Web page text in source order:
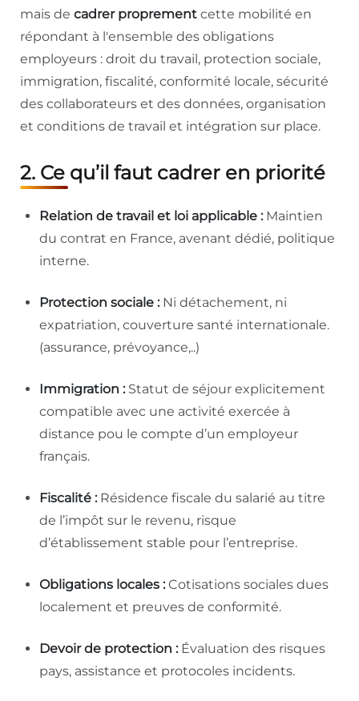
mais de cadrer proprement cette mobilité en
répondant à l'ensemble des obligations
employeurs : droit du travail, protection sociale,
immigration, fiscalité, conformité locale, sécurité
des collaborateurs et des données, organisation
et conditions de travail et intégration sur place.
2. Ce qu’il faut cadrer en priorité
Relation de travail et loi applicable :Maintien
du contrat en France, avenant dédié, politique
interne.
Protection sociale :Ni détachement, ni
expatriation, couverture santé internationale.
(assurance, prévoyance,..)
Immigration :Statut de séjour explicitement
compatible avec une activité exercée à
distance pou le compte d’un employeur
français.
Fiscalité :Résidence fiscale du salarié au titre
de l’impôt sur le revenu, risque
d’établissement stable pour l’entreprise.
Obligations locales :Cotisations sociales dues
localement et preuves de conformité.
Devoir de protection :Évaluation des risques
pays, assistance et protocoles incidents.